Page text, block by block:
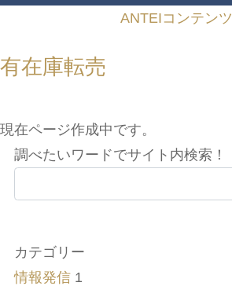
ANTEIコンテンツ
有在庫転売
現在ページ作成中です。
調べたいワードでサイト内検索！
カテゴリー
情報発信 1